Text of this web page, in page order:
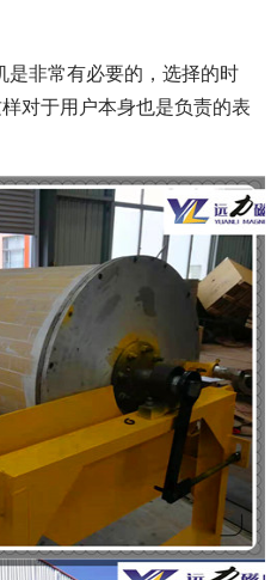
是非常有必要的，选择的时
对于用户本身也是负责的表